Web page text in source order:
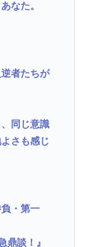
なた。
者たちが
同じ意識
さも感じ
・第一
鼎談！』